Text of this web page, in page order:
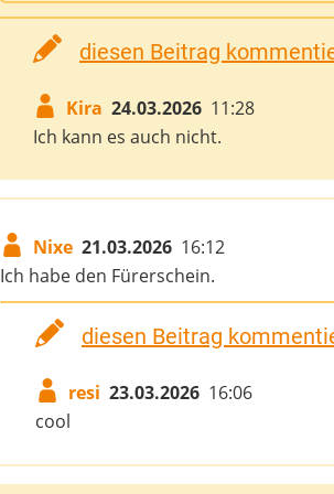
diesen Beitrag
Kira 24.03.2026 11:28
Ich kann es auch nicht.
Nixe 21.03.2026 16:12
Ich habe den Fürerschein.
diesen Beitrag
resi 23.03.2026 16:06
cool